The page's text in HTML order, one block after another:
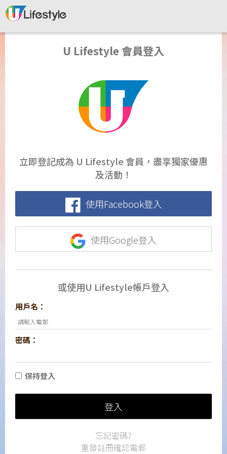
U Lifestyle 會員登入
立即登記成為 U Lifestyle 會員，盡享獨家優惠
及活動！
使用Facebook登入
使用Google登入
或使用U Lifestyle帳戶登入
用戶名：
密碼：
保持登入
登入
忘記密碼?
重發註冊確認電郵